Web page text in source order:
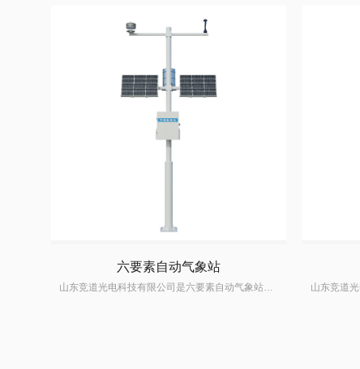
六要素自动气象站
山东竞道光电科技有限公司是六要素自动气象站生产厂家,掌握自动观测气象站生产研发技术,自动观测气象站价格优惠,质量可靠,深受国内外客户的信赖